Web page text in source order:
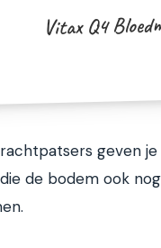
Vitax Q4
geven
de bodem ook